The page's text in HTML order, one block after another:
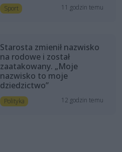
Sport 11 godzin temu
Starosta zmienił nazwisko
na rodowe i został
zaatakowany. „Moje
nazwisko to moje
dziedzictwo”
Polityka 12 godzin temu